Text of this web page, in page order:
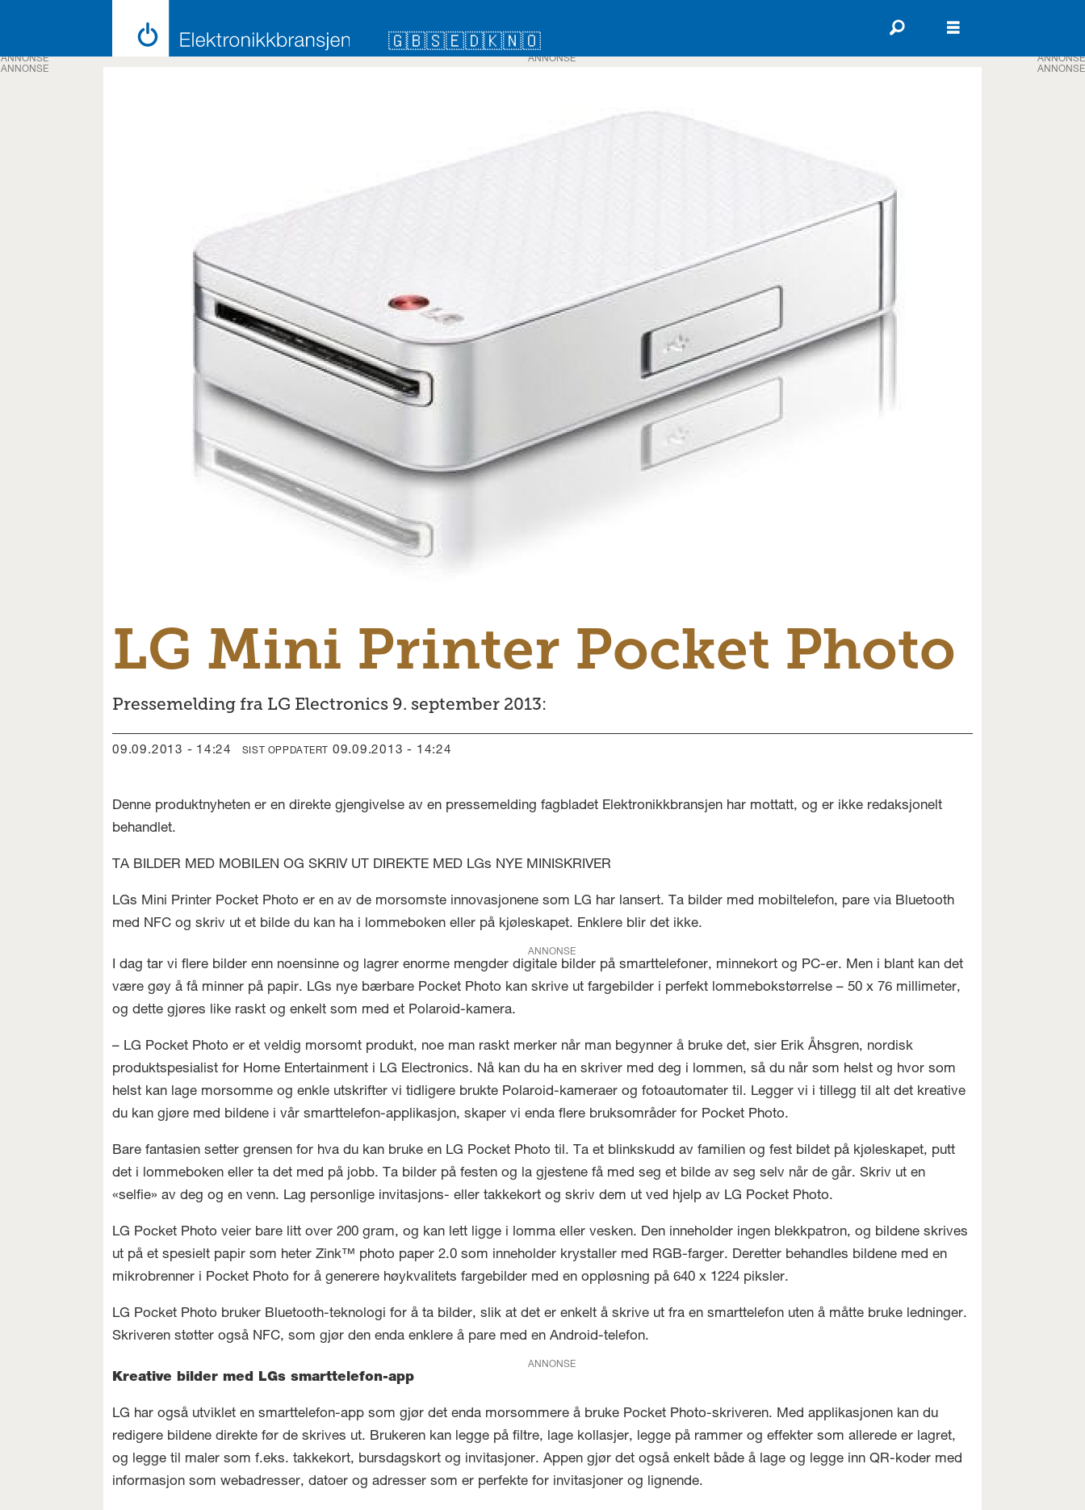
🇬🇧🇸🇪🇩🇰🇳🇴
ANNONSE
LG Mini Printer Pocket Photo
Pressemelding fra LG Electronics 9. september 2013:
09.09.2013 - 14:24 SIST OPPDATERT 09.09.2013 - 14:24
Denne produktnyheten er en direkte gjengivelse av en pressemelding fagbladet Elektronikkbransjen har mottatt, og er ikke redaksjonelt
behandlet.
TA BILDER MED MOBILEN OG SKRIV UT DIREKTE MED LGs NYE MINISKRIVER
LGs Mini Printer Pocket Photo er en av de morsomste innovasjonene som LG har lansert. Ta bilder med mobiltelefon, pare via Bluetooth
med NFC og skriv ut et bilde du kan ha i lommeboken eller på kjøleskapet. Enklere blir det ikke.
ANNONSE
I dag tar vi flere bilder enn noensinne og lagrer enorme mengder digitale bilder på smarttelefoner, minnekort og PC-er. Men i blant kan det
være gøy å få minner på papir. LGs nye bærbare Pocket Photo kan skrive ut fargebilder i perfekt lommebokstørrelse – 50 x 76 millimeter,
og dette gjøres like raskt og enkelt som med et Polaroid-kamera.
– LG Pocket Photo er et veldig morsomt produkt, noe man raskt merker når man begynner å bruke det, sier Erik Åhsgren, nordisk
produktspesialist for Home Entertainment i LG Electronics. Nå kan du ha en skriver med deg i lommen, så du når som helst og hvor som
helst kan lage morsomme og enkle utskrifter vi tidligere brukte Polaroid-kameraer og fotoautomater til. Legger vi i tillegg til alt det kreative
du kan gjøre med bildene i vår smarttelefon-applikasjon, skaper vi enda flere bruksområder for Pocket Photo.
Bare fantasien setter grensen for hva du kan bruke en LG Pocket Photo til. Ta et blinkskudd av familien og fest bildet på kjøleskapet, putt
det i lommeboken eller ta det med på jobb. Ta bilder på festen og la gjestene få med seg et bilde av seg selv når de går. Skriv ut en
«selfie» av deg og en venn. Lag personlige invitasjons- eller takkekort og skriv dem ut ved hjelp av LG Pocket Photo.
LG Pocket Photo veier bare litt over 200 gram, og kan lett ligge i lomma eller vesken. Den inneholder ingen blekkpatron, og bildene skrives
ut på et spesielt papir som heter Zink™ photo paper 2.0 som inneholder krystaller med RGB-farger. Deretter behandles bildene med en
mikrobrenner i Pocket Photo for å generere høykvalitets fargebilder med en oppløsning på 640 x 1224 piksler.
LG Pocket Photo bruker Bluetooth-teknologi for å ta bilder, slik at det er enkelt å skrive ut fra en smarttelefon uten å måtte bruke ledninger.
Skriveren støtter også NFC, som gjør den enda enklere å pare med en Android-telefon.
ANNONSE
Kreative bilder med LGs smarttelefon-app
LG har også utviklet en smarttelefon-app som gjør det enda morsommere å bruke Pocket Photo-skriveren. Med applikasjonen kan du
redigere bildene direkte før de skrives ut. Brukeren kan legge på filtre, lage kollasjer, legge på rammer og effekter som allerede er lagret,
og legge til maler som f.eks. takkekort, bursdagskort og invitasjoner. Appen gjør det også enkelt både å lage og legge inn QR-koder med
informasjon som webadresser, datoer og adresser som er perfekte for invitasjoner og lignende.
ANNONSE
ANNONSE
ANNONSE
ANNONSE